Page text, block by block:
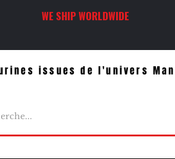
WE SHIP WORLDWIDE
issues de l'univers